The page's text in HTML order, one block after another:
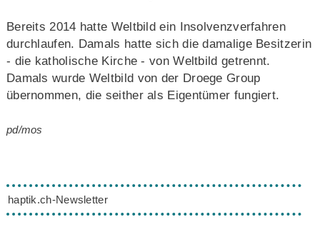
Bereits 2014 hatte Weltbild ein Insolvenzverfahren
durchlaufen. Damals hatte sich die damalige Besitzerin
- die katholische Kirche - von Weltbild getrennt.
Damals wurde Weltbild von der Droege Group
übernommen, die seither als Eigentümer fungiert.
pd/mos
haptik.ch-Newsletter